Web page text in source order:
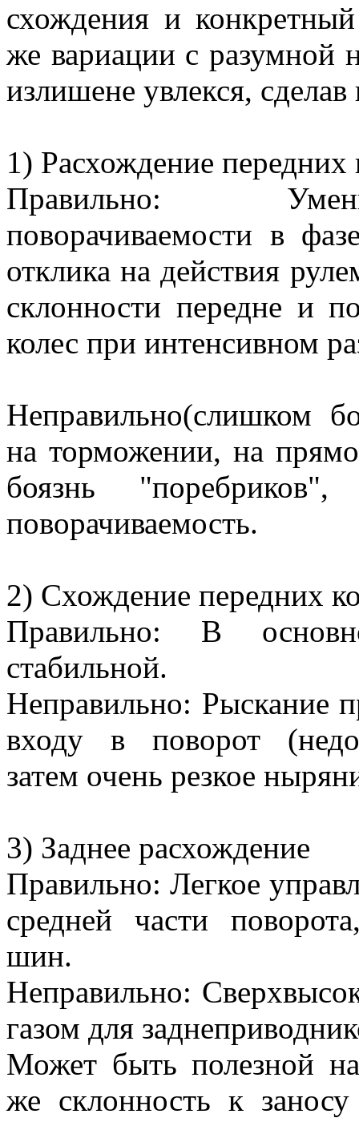
схождения и
же вариации с разумной
излишене увлекся,
1) Расхождение передних
Правильно:
поворачиваемости в
отклика на действия
склонности передне и
колес при интенсивном
Неправильно(слишком
на торможении, на
боязнь "поребриков",
поворачиваемость.
2) Схождение передних
Правильно: В
стабильной.
Неправильно: Рыскание
входу в поворот
затем очень резкое
3) Заднее расхождение
Правильно: Легкое
средней части
шин.
Неправильно:
газом для
Может быть полезной
же склонность к